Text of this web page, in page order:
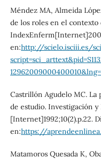
Méndez MA, Almeida
de los roles en el
en:http://scielo.isciii.es/
Castrillón Agudelo MC.
de estudio. Investigación
[Internet]1992;10(2).p.22.
en:https://
Matamoros Quesada K,